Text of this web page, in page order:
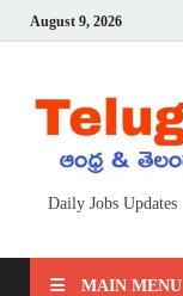
August 9, 2026
Daily Jobs Updates
MAIN MENU